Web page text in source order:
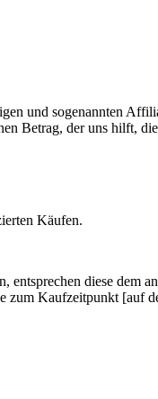
und sogenannten
Betrag, der uns hilft,
Käufen.
entsprechen diese
Kaufzeitpunkt [auf